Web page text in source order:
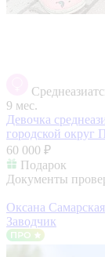
9 мес.
Девочка
городской
60 000 ₽
Подарок
Документы
Оксана Самарская
Заводчик